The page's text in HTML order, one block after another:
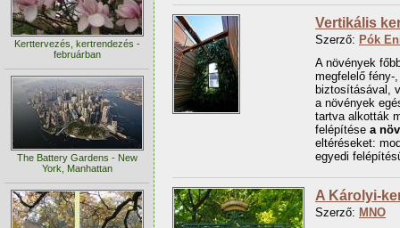
Kerttervezés, kertrendezés -
februárban
The Battery Gardens - New
York, Manhattan
Vertikális
Szerző: Pók
A növények
megfelelő fény-
biztosításával,
a növények
tartva alkották
felépítése a
eltéréseket:
egyedi
A Károlyi-
Szerző: MNO